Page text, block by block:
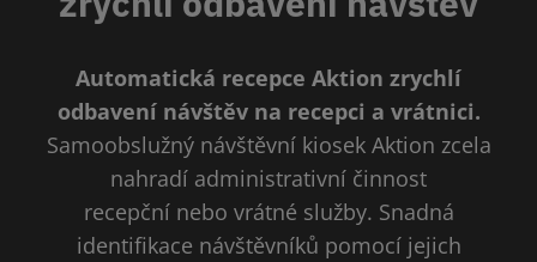
Automatická recepce Aktion zrychlí
odbavení návštěv na recepci a vrátnici.
Samoobslužný návštěvní kiosek Aktion zcela
nahradí administrativní činnost
recepční nebo vrátné služby. Snadná
identifikace návštěvníků pomocí jejich